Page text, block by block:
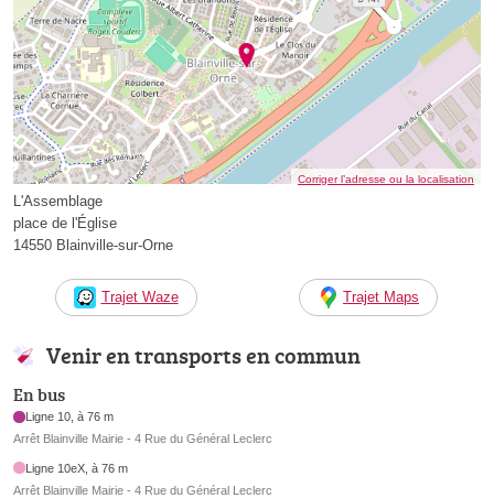
Corriger l’adresse ou la localisation
L'Assemblage
place de l'Église
14550 Blainville-sur-Orne
Trajet Waze Trajet Maps
Venir en transports en commun
En bus
Ligne 10, à 76 m
Arrêt Blainville Mairie - 4 Rue du Général Leclerc
Ligne 10eX, à 76 m
Arrêt Blainville Mairie - 4 Rue du Général Leclerc